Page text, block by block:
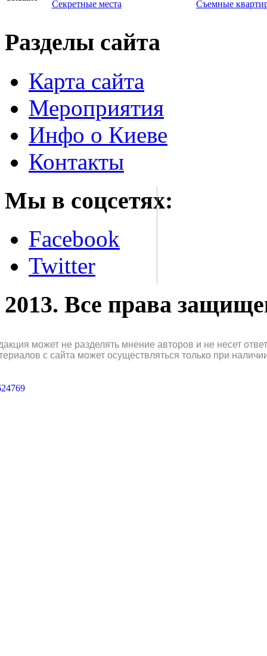
Секретные места Съемные
Разделы сайта
Карта сайта
Мероприятия
Инфо о Киеве
Контакты
Мы в соцсетях:
Facebook
Twitter
2013. Все права
может не разделять мнение авторов и не несет
с сайта может осуществляться только при